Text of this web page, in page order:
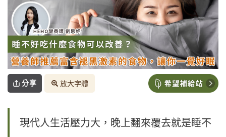
分享 放大字體
現代人生活壓力大，晚上翻來覆去就是睡不